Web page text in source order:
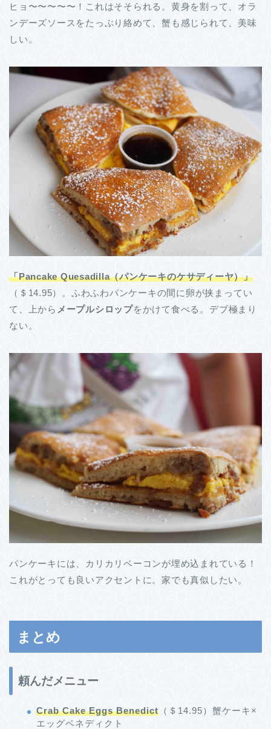
ヒョ〜〜〜〜〜！これはそそられる。黄身を割って、オラ
ンデーズソースをたっぷり絡めて、蟹も感じられて、美味
しい。
「Pancake Quesadilla（パンケーキのケサディーヤ）」
（＄14.95）。ふわふわパンケーキの間に卵が挟まってい
て、上から メープルシロップをかけて食べる。デブ極まり
ない。
パンケーキには、カリカリベーコンが埋め込まれている！
これがとっても良いアクセントに。家でも真似したい。
まとめ
頼んだメニュー
Crab Cake Eggs Benedict （＄14.95）蟹ケーキ×
エッグベネディクト